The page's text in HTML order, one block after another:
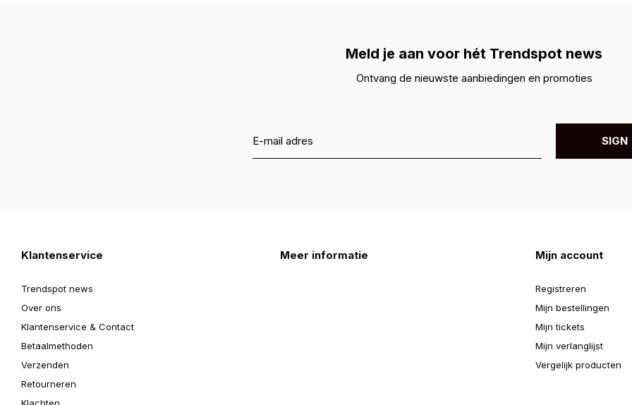
Meld je aan voor hét Trendspot news
Ontvang de nieuwste aanbiedingen en promoties
SIGN
Klantenservice
Trendspot news
Over ons
Klantenservice & Contact
Betaalmethoden
Verzenden
Retourneren
Klachten
Meer informatie Mijn account
Registreren
Mijn bestellingen
Mijn tickets
Mijn verlanglijst
Vergelijk producten